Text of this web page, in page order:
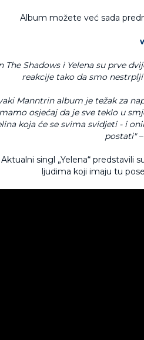
Album možete već sada
The Shadows i Yelena su prve
reakcije tako da smo
Manntrin album je težak za
osjećaj da je sve teklo u
koja će se svima svidjeti - i
postati" –
Aktualni singl „Yelena“ predstavili
ljudima koji imaju tu